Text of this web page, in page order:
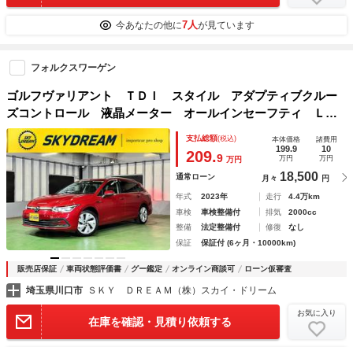
今あなたの他に7人が見ています
フォルクスワーゲン
ゴルフヴァリアント ＴＤＩ スタイル アダプティブクルー
ズコントロール 液晶メーター オールインセーフティ ＬＥ
Ｄヘッドライト ナビ地デジ バックカメラ アップルカープ
レイ 電動ゲート シートヒーター ステアリングヒーター
６か月保証付き
支払総額(税込)
209.9 万円
本体価格
199.9
万円
諸費用
10
万円
通常ローン 月々 18,500 円
年式 2023年 走行
4.4万km
車検
車検整備付 排気
2000cc
整備
法定整備付 修復
なし
保証
保証付 (6ヶ月・10000km)
販売店保証 車両状態評価書 グー鑑定 オンライン商談可 ローン仮審査
埼玉県川口市 ＳＫＹ ＤＲＥＡＭ（株）スカイ・ドリーム
在庫を確認・見積り依頼する
お気に入り